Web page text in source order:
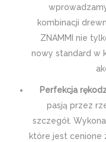
kombinacji
ZNAMMI nie
nowy standard w
Perfekcja
pasją przez
szczegół.
które jest cenione